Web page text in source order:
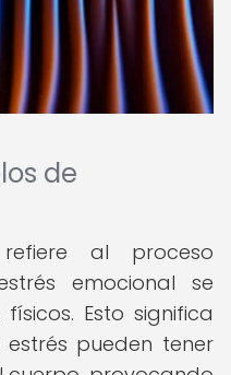
de
al proceso
emocional se
Esto significa
pueden tener